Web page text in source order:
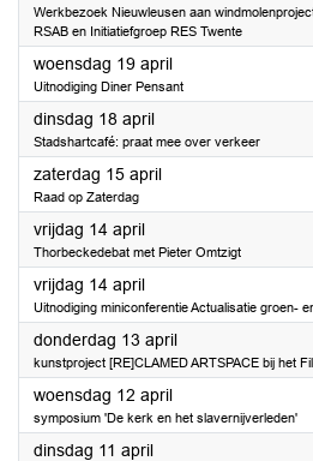
Werkbezoek Nieuwleusen aan
RSAB en Initiatiefgroep RES Twente
woensdag 19 april2023
Uitnodiging Diner Pensant
dinsdag 18 april2023
Stadshartcafé: praat mee over verkeer
zaterdag 15 april2023
Raad op Zaterdag
vrijdag 14 april2023
Thorbeckedebat met Pieter Omtzigt
vrijdag 14 april2023
Uitnodiging miniconferentie Actualisatie groen-
donderdag 13 april2023
kunstproject [RE]CLAMED ARTSPACE bij het
woensdag 12 april2023
symposium 'De kerk en het slavernijverleden'
dinsdag 11 april2023